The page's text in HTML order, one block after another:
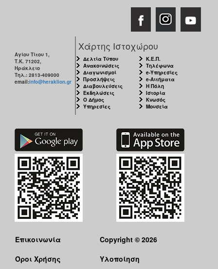
Αγίου Τίτου 1,
Τ.Κ. 71202,
Ηράκλειο
Τηλ.: 2813-409000
email:info@heraklion.gr
Χάρτης Ιστοχώρου
Δελτία Τύπου
Ανακοινώσεις
Διαγωνισμοί
Προσλήψεις
Διαβουλεύσεις
Εκδηλώσεις
Ο Δήμος
Υπηρεσίες
Κ.Ε.Π.
Τηλέφωνα
e-Υπηρεσίες
e-Αιτήματα
Η Πόλη
Ιστορία
Κνωσός
Μουσεία
Επικοινωνία
Όροι Χρήσης
Copyright © 2026
Υλοποίηση